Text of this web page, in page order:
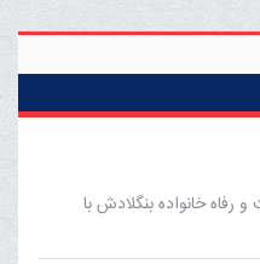
رفاه خانواده بنگلادش با